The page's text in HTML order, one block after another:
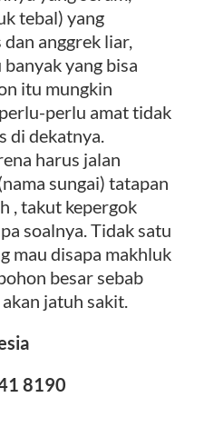
tebal) yang
anggrek liar,
yang bisa
itu mungkin
perlu amat tidak
di dekatnya.
harus jalan
sungai) tatapan
, takut kepergok
soalnya. Tidak satu
mau disapa makhluk
besar sebab
jatuh sakit.
8190